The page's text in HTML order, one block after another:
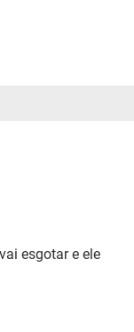
esgotar e ele